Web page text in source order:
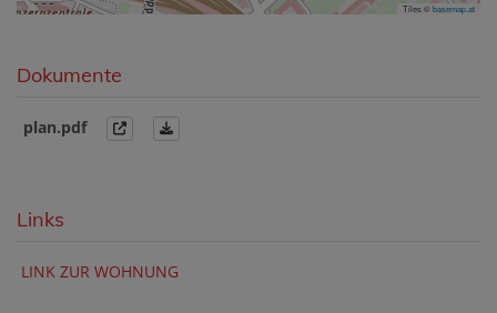
Tiles ©basemap.at
Dokumente
plan.pdf
Links
LINK ZUR WOHNUNG